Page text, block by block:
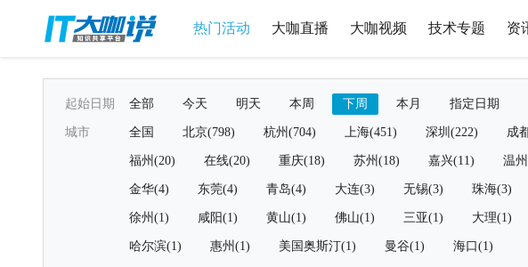
热门活动 大咖直播 大咖视频 技术专题 资
起始日期 全部 今天 明天 本周 下周 本月 指定日期
城市 全国 北京(798) 杭州(704) 上海(451) 深圳(222) 成
福州(20) 在线(20) 重庆(18) 苏州(18) 嘉兴(11) 温
金华(4) 东莞(4) 青岛(4) 大连(3) 无锡(3) 珠海(3)
徐州(1) 咸阳(1) 黄山(1) 佛山(1) 三亚(1) 大理(1)
哈尔滨(1) 惠州(1) 美国奥斯汀(1) 曼谷(1) 海口(1)